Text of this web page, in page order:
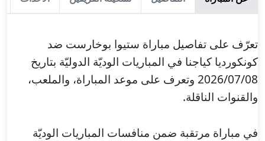
تعرّف على تفاصيل مباراة ستيوا بوخارست ضد
كونكورديا كياجنا في المباريات الوديّة الدوليّة بتاريخ
2026/07/08 وتعرف على موعد المباراة، والملعب،
والقنوات الناقلة.
في مباراة مرتقبة ضمن منافسات المباريات الوديّة